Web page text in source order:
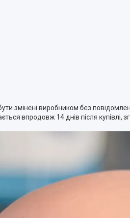
змінені виробником без
впродовж 14 днів після купівлі,